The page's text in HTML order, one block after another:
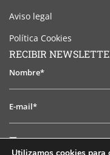
Aviso legal
Política Cookies
RECIBIR
Nombre*
E-
He
leido
He leido y acepto el aviso